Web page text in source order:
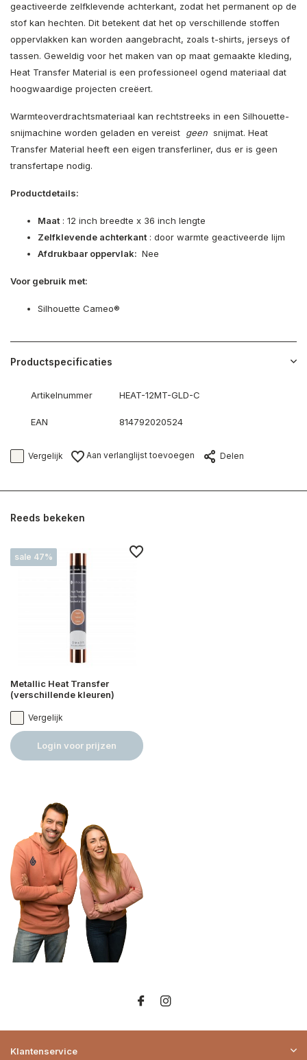
geactiveerde zelfklevende achterkant, zodat het permanent op de
stof kan hechten. Dit betekent dat het op verschillende stoffen
oppervlakken kan worden aangebracht, zoals t-shirts, jerseys of
tassen. Geweldig voor het maken van op maat gemaakte kleding,
Heat Transfer Material is een professioneel ogend materiaal dat
hoogwaardige projecten creëert.
Warmteoverdrachtsmateriaal kan rechtstreeks in een Silhouette-
snijmachine worden geladen en vereist geen snijmat. Heat
Transfer Material heeft een eigen transferliner, dus er is geen
transfertape nodig.
Productdetails:
Maat : 12 inch breedte x 36 inch lengte
Zelfklevende achterkant : door warmte geactiveerde lijm
Afdrukbaar oppervlak: Nee
Voor gebruik met:
Silhouette Cameo®
Productspecificaties
Artikelnummer HEAT-12MT-GLD-C
EAN 814792020524
Vergelijk Aan verlanglijst toevoegen Delen
Reeds bekeken
sale 47%
Metallic Heat Transfer
(verschillende kleuren)
Vergelijk
Login voor prijzen
Klantenservice